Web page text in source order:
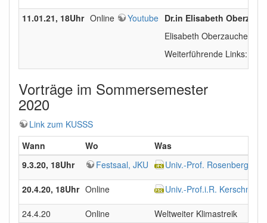
11.01.21, 18Uhr Online Youtube Dr.in Elisabeth
Elisabeth Oberzaucher ist
Weiterführende Links:
Vorträge im Sommersemester
2020
Link zum KUSSS
Wann
Wo
Was
9.3.20, 18Uhr
Festsaal, JKU Univ.-Prof. Rosenberger -
20.4.20, 18Uhr Online Univ.-Prof.i.R. Kerschner
24.4.20 Online Weltweiter Klimastreik